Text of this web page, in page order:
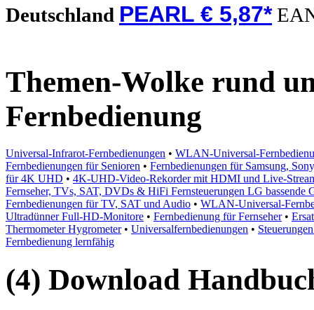
Deutschland PEARL € 5,87*
Themen-Wolke rund
Fernbedienung
Universal-Infrarot-Fernbedienungen • WLAN-Universal-
Fernbedienungen für Senioren • Fernbedienungen für Samsung,
für 4K UHD • 4K-UHD-Video-Rekorder mit HDMI und Live-
Fernseher, TVs, SAT, DVDs & HiFi Fernsteuerungen LG bassende
Fernbedienungen für TV, SAT und Audio • WLAN-Universal-
Ultradünner Full-HD-Monitore • Fernbedienung für Fernseher•
Thermometer Hygrometer• Universalfernbedienungen •
Fernbedienung lernfähig
(4) Download